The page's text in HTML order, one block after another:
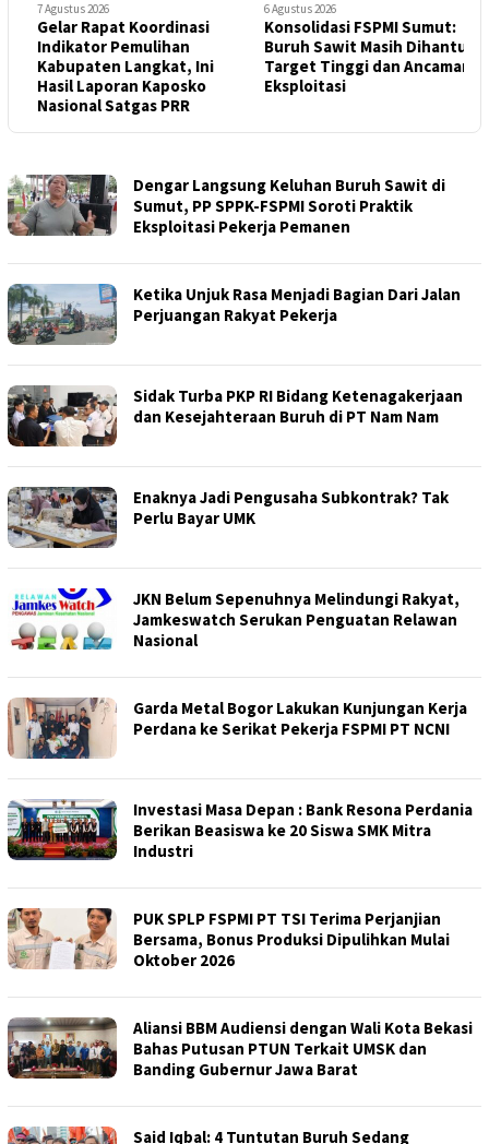
7 Agustus 2026
Gelar Rapat Koordinasi
Indikator Pemulihan
Kabupaten Langkat, Ini
Hasil Laporan Kaposko
Nasional Satgas PRR
6 Agustus 2026
Konsolidasi FSPMI Sumut:
Buruh Sawit Masih Dihantui
Target Tinggi dan Ancaman
Eksploitasi
KPONLINE
Dengar Langsung Keluhan Buruh Sawit di
Sumut, PP SPPK-FSPMI Soroti Praktik
Eksploitasi Pekerja Pemanen
Ketika Unjuk Rasa Menjadi Bagian Dari Jalan
Perjuangan Rakyat Pekerja
Sidak Turba PKP RI Bidang Ketenagakerjaan
dan Kesejahteraan Buruh di PT Nam Nam
Enaknya Jadi Pengusaha Subkontrak? Tak
Perlu Bayar UMK
JKN Belum Sepenuhnya Melindungi Rakyat,
Jamkeswatch Serukan Penguatan Relawan
Nasional
Garda Metal Bogor Lakukan Kunjungan Kerja
Perdana ke Serikat Pekerja FSPMI PT NCNI
Investasi Masa Depan : Bank Resona Perdania
Berikan Beasiswa ke 20 Siswa SMK Mitra
Industri
PUK SPLP FSPMI PT TSI Terima Perjanjian
Bersama, Bonus Produksi Dipulihkan Mulai
Oktober 2026
Aliansi BBM Audiensi dengan Wali Kota Bekasi
Bahas Putusan PTUN Terkait UMSK dan
Banding Gubernur Jawa Barat
Said Iqbal: 4 Tuntutan Buruh Sedang